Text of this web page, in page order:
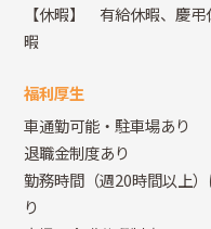
【休暇】 有給休暇、慶
暇
福利厚生
車通勤可能・駐車場あり
退職金制度あり
勤務時間（週20時間以上
り